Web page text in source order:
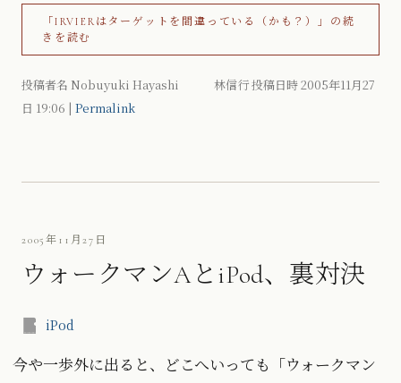
「IRVIERはターゲットを間違っている（かも？）」の続
きを読む
投稿者名 Nobuyuki Hayashi 林信行 投稿日時 2005年11月27
日 19:06 | Permalink
2005年11月27日
ウォークマンAとiPod、裏対決
iPod
今や一歩外に出ると、どこへいっても「ウォークマン